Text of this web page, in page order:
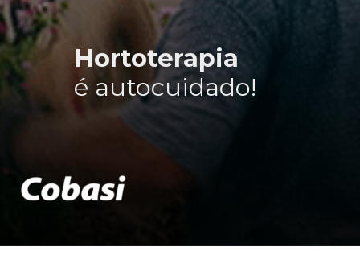
Hortoterapia
é autocuidado!